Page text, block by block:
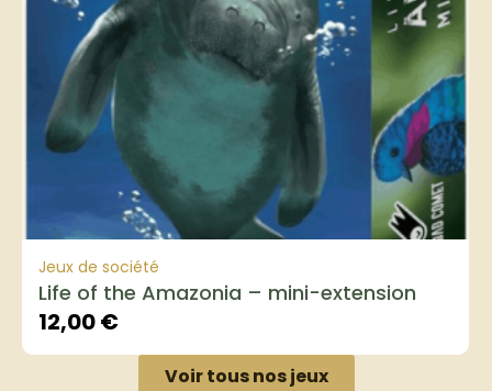
Jeux de société
Life of the Amazonia – mini-extension
12,00€
Voir tous nos jeux